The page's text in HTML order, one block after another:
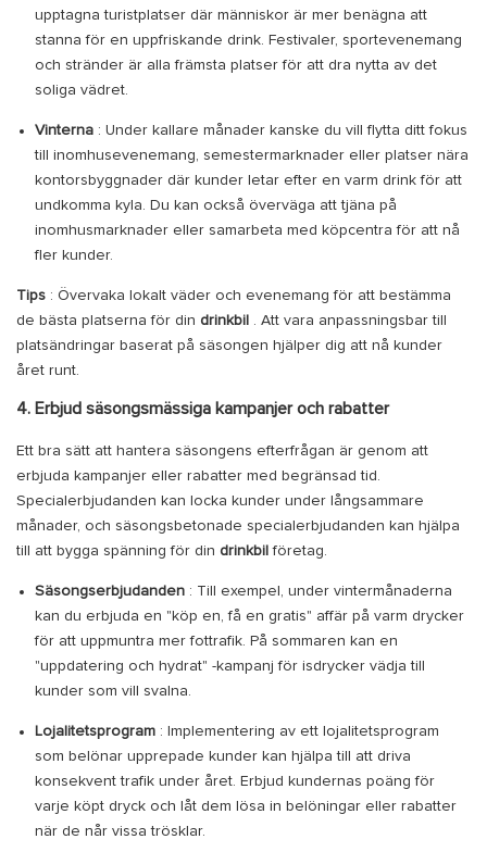
upptagna turistplatser där människor är mer benägna att
stanna för en uppfriskande drink. Festivaler, sportevenemang
och stränder är alla främsta platser för att dra nytta av det
soliga vädret.
Vinterna : Under kallare månader kanske du vill flytta ditt fokus
till inomhusevenemang, semestermarknader eller platser nära
kontorsbyggnader där kunder letar efter en varm drink för att
undkomma kyla. Du kan också överväga att tjäna på
inomhusmarknader eller samarbeta med köpcentra för att nå
fler kunder.
Tips : Övervaka lokalt väder och evenemang för att bestämma
de bästa platserna för din drinkbil . Att vara anpassningsbar till
platsändringar baserat på säsongen hjälper dig att nå kunder
året runt.
4. Erbjud säsongsmässiga kampanjer och rabatter
Ett bra sätt att hantera säsongens efterfrågan är genom att
erbjuda kampanjer eller rabatter med begränsad tid.
Specialerbjudanden kan locka kunder under långsammare
månader, och säsongsbetonade specialerbjudanden kan hjälpa
till att bygga spänning för din drinkbilföretag.
Säsongserbjudanden : Till exempel, under vintermånaderna
kan du erbjuda en "köp en, få en gratis" affär på varm drycker
för att uppmuntra mer fottrafik. På sommaren kan en
"uppdatering och hydrat" -kampanj för isdrycker vädja till
kunder som vill svalna.
Lojalitetsprogram : Implementering av ett lojalitetsprogram
som belönar upprepade kunder kan hjälpa till att driva
konsekvent trafik under året. Erbjud kundernas poäng för
varje köpt dryck och låt dem lösa in belöningar eller rabatter
när de når vissa trösklar.